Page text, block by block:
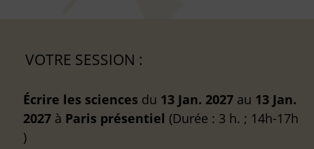
VOTRE SESSION :
Écrire les sciences du 13 Jan. 2027 au 13 Jan.
2027 à Paris présentiel (Durée : 3 h. ; 14h-17h
)